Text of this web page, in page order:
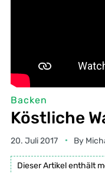
Backen
Köstliche
20. Juli 2017 By
Dieser Artikel enthält